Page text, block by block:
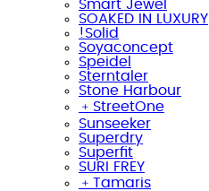
Smart Jewel
SOAKED IN LUXURY
!Solid
Soyaconcept
Speidel
Sterntaler
Stone Harbour
﹢ StreetOne
Sunseeker
Superdry
Superfit
SURI FREY
﹢ Tamaris